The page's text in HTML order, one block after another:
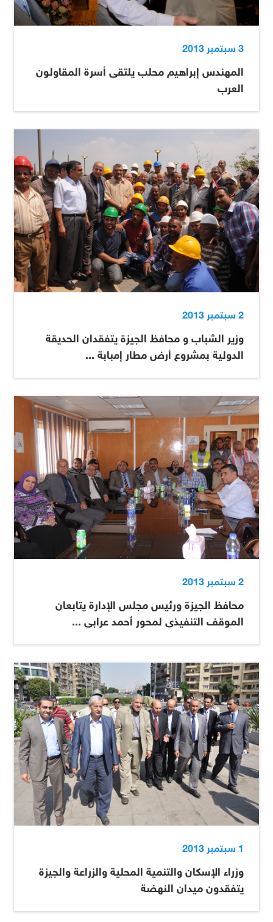
3 سبتمبر 2013
المهندس إبراهيم محلب يلتقى أسرة المقاولون
العرب
2 سبتمبر 2013
وزير الشباب و محافظ الجيزة يتفقدان الحديقة
الدولية بمشروع أرض مطار إمبابة ...
2 سبتمبر 2013
محافظ الجيزة ورئيس مجلس الإدارة يتابعان
الموقف التنفيذى لمحور أحمد عرابى ...
1 سبتمبر 2013
وزراء الإسكان والتنمية المحلية والزراعة والجيزة
يتفقدون ميدان النهضة